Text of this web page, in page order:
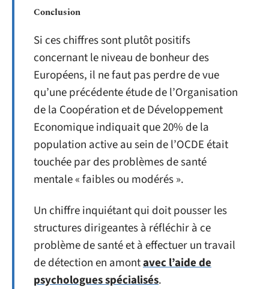
Conclusion
Si ces chiffres sont plutôt positifs
concernant le niveau de bonheur des
Européens, il ne faut pas perdre de vue
qu’une précédente étude de l’Organisation
de la Coopération et de Développement
Economique indiquait que 20% de la
population active au sein de l’OCDE était
touchée par des problèmes de santé
mentale « faibles ou modérés ».
Un chiffre inquiétant qui doit pousser les
structures dirigeantes à réfléchir à ce
problème de santé et à effectuer un travail
de détection en amontavec l’aide de
psychologues spécialisés.